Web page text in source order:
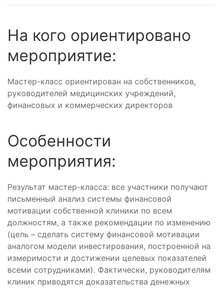
На кого ориентировано
мероприятие:
Мастер-класс ориентирован на собственников,
руководителей медицинских учреждений,
финансовых и коммерческих директоров
Особенности
мероприятия:
Результат мастер-класса: все участники получают
письменный анализ системы финансовой
мотивации собственной клиники по всем
должностям, а также рекомендации по изменению
(цель – сделать систему финансовой мотивации
аналогом модели инвестирования, построенной на
измеримости и достижении целевых показателей
всеми сотрудниками). Фактически, руководителям
клиник приводятся доказательства денежных